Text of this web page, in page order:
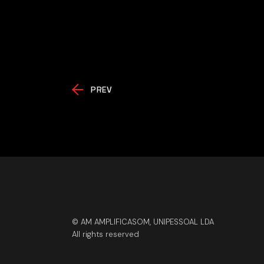
PREV
© AM AMPLIFICASOM, UNIPESSOAL LDA
All rights reserved